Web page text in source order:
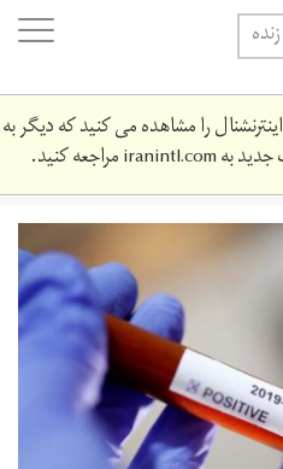
را مشاهده می کنید که دیگر به
بهiranintl.comمراجعه کنید.